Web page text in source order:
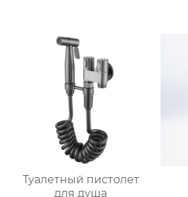
Туалетный пистолет
для душа